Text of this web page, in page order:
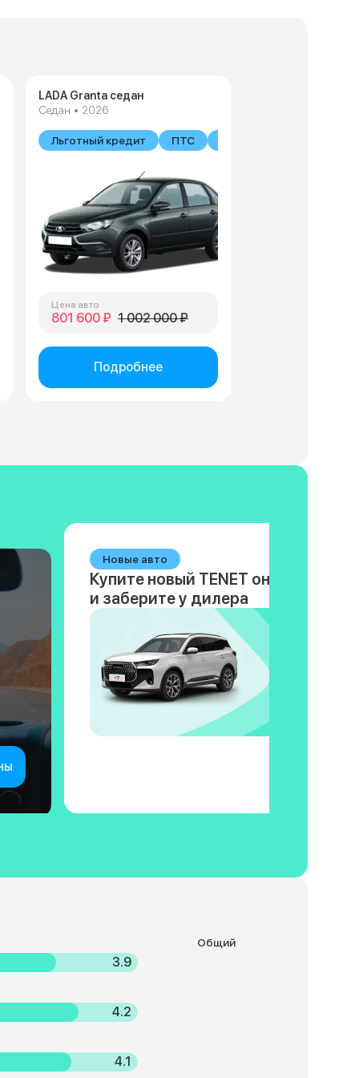
В наличии
LADA Granta седан
Седан • 2026
Льготный кредит ПТС
Цена авто
801 600 ₽ 1 002 000 ₽
Подробнее
Новые авто
Купите новый TENET онлайн
и заберите у дилера
3.9
4.2
4.1
Общий